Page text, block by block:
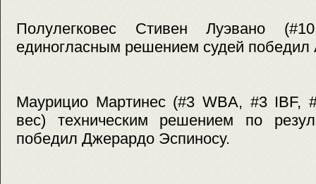
Полулегковес Стивен Луэвано
единогласным решением судей победил
Маурицио Мартинес (#3 WBA, #3 IBF,
вес) техническим решением по
победил Джерардо Эспиносу.